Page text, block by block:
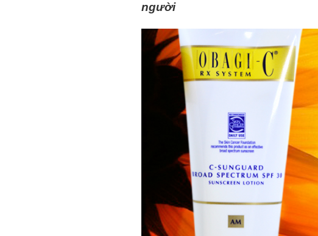
người